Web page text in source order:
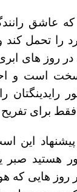
عاشق
را تحمل
در روز های
است و
رایدینگتان
برای تفریح
پیشنهاد این
هستید صبر
روز هایی